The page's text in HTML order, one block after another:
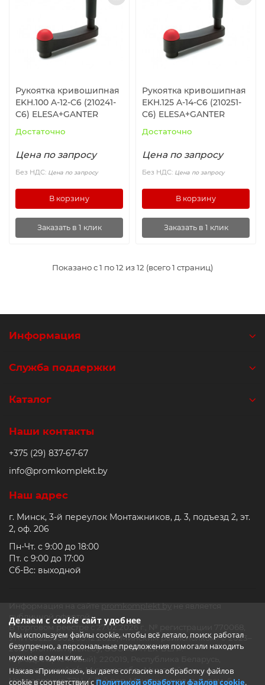
Рукоятка кривошипная
EKH.100 A-12-C6 (210241-
C6) ELESA+GANTER
Достаточно
Цена по запросу
Без НДС: Цена по запросу
В корзину
Заказать в 1 клик
Рукоятка кривошипная
EKH.125 A-14-C6 (210251-
C6) ELESA+GANTER
Достаточно
Цена по запросу
Без НДС: Цена по запросу
В корзину
Заказать в 1 клик
Показано с 1 по 12 из 12 (всего 1 страниц)
Делаем с cookie сайт удобнее
Мы используем файлы cookie, чтобы всё летало, поиск работал
безупречно, а персональные предложения помогали находить
нужное в один клик.
Нажав «Принимаю», вы даете согласие на обработку файлов
cookie в соответствии с Политикой обработки файлов cookie.
Информация
Служба поддержки
Каталог
Наши контакты
+375 (29) 837-67-67
info@promkomplekt.by
Наш адрес
г. Минск, 3-й переулок Монтажников, д. 3, подъезд 2, эт.
2, оф. 206
Пн-Чт. с 9:00 до 18:00
Пт. с 9:00 до 17:00
Сб-Вс: выходной
Информация на сайте promkomplekt.by не является
публичной офертой.
В торговом реестре с 27.02.2026 г., № регистрации 770068,
УНП 692235502, 05.12.2023, Минским райисполком. © 2023–
2026 promkomplekt.by, ООО «СМТЕХ-БЕЛ».
Юр.адрес (Почтовый): 220019, Республика Беларусь,
Щомыслицкий с/с, Минская обл., Минский р-н,
Направление ТЭЦ-4, 3-й пер. Монтажников, д. 3, пом. 6